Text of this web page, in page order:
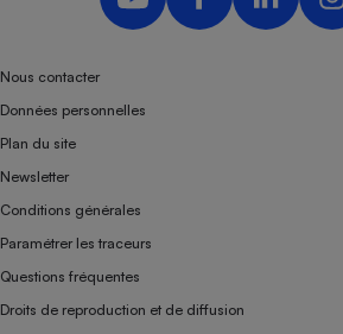
Nous contacter
Données personnelles
Plan du site
Newsletter
Conditions générales
Paramétrer les traceurs
Questions fréquentes
Droits de reproduction et de diffusion